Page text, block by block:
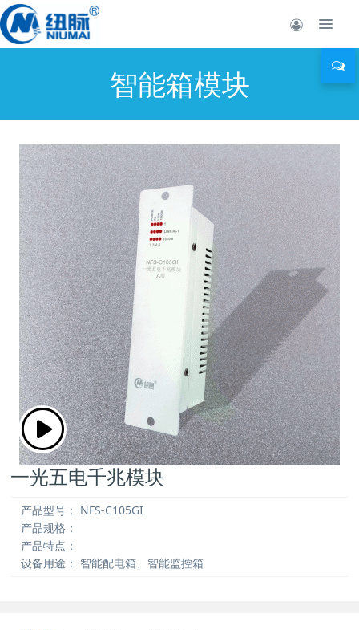
智能箱模块
一光五电千兆模块
产品型号： NFS-C105GI
产品规格：
产品特点：
设备用途： 智能配电箱、智能监控箱